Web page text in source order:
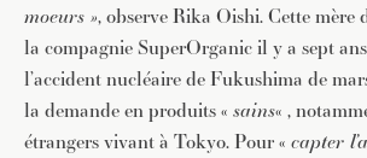
moeurs », observe Rika Oishi. Cette
la compagnie SuperOrganic il y a sept
l’accident nucléaire de Fukushima de
la demande en produits « sains« ,
étrangers vivant à Tokyo. Pour « capter